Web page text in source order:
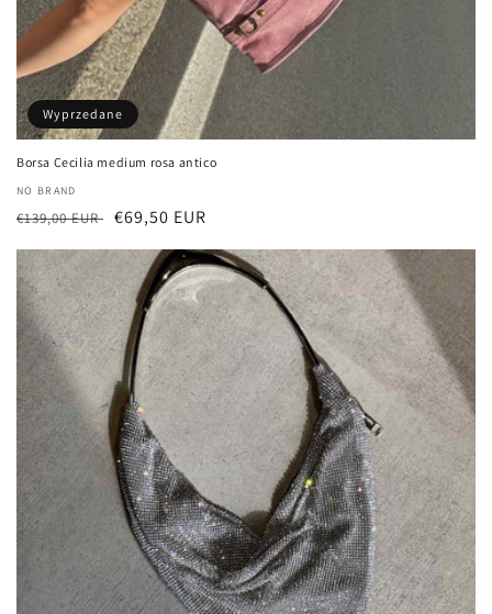
Wyprzedane
Borsa Cecilia medium rosa antico
Dostawca:
NO BRAND
Cena
€139,00 EUR Cena
€69,50 EUR